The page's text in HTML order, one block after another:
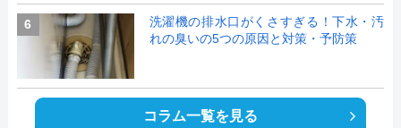
6
洗濯機の排水口がくさすぎる！下水・汚
れの臭いの5つの原因と対策・予防策
コラム一覧を見る